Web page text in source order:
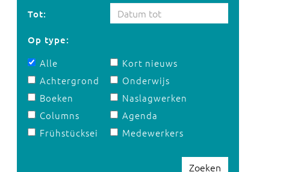
Tot:
Op type:
Alle
Achtergrond
Boeken
Columns
Frühstücksei
Kort nieuws
Onderwijs
Naslagwerken
Agenda
Medewerkers
Zoeken